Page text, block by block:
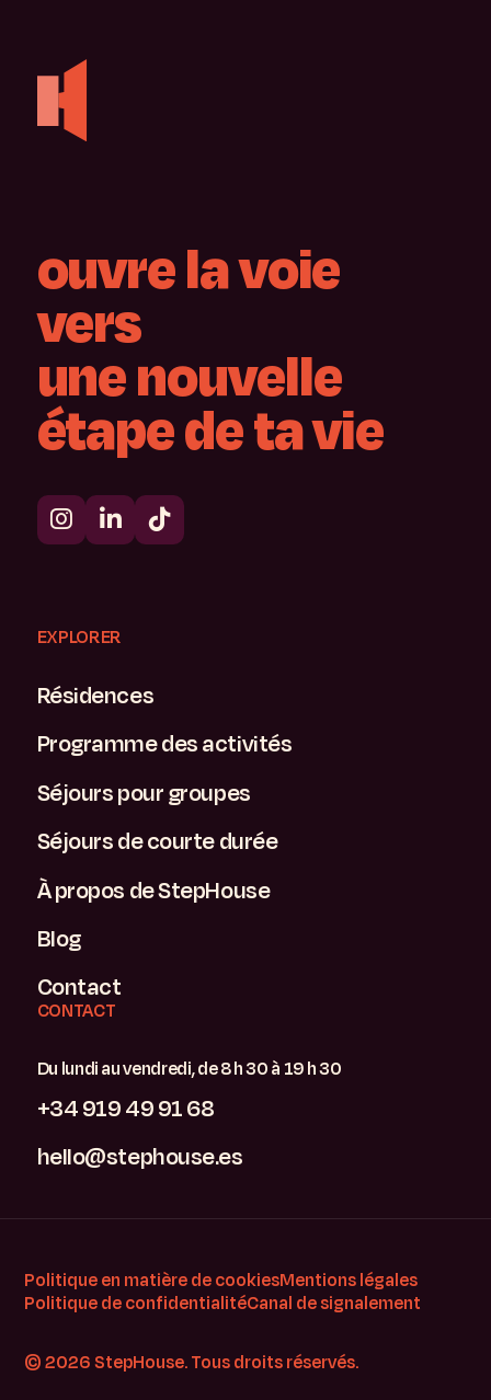
ouvrelavoie
vers
unenouvelle
étapedetavie
EXPLORER
Résidences
Programme des activités
Séjours pour groupes
Séjours de courte durée
À propos de StepHouse
Blog
Contact
CONTACT
Du lundi au vendredi, de 8 h 30 à 19 h 30
+34 919 49 91 68
hello@stephouse.es
Politique en matière de cookiesMentions légales
Politique de confidentialitéCanal de signalement
© 2026 StepHouse. Tous droits réservés.